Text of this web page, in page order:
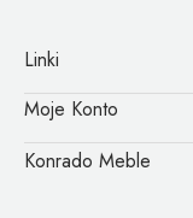
Linki
Moje Konto
Konrado Meble